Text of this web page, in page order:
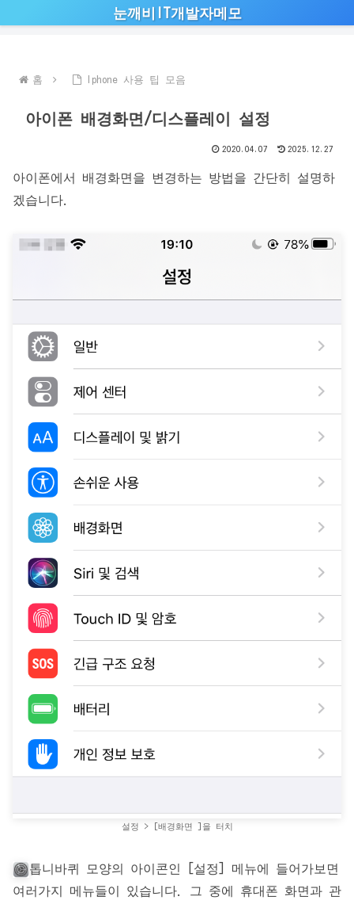
눈깨비IT개발자메모
홈 Iphone 사용 팁 모음
아이폰 배경화면/디스플레이 설정
2020.04.07 2025.12.27
아이폰에서 배경화면을 변경하는 방법을 간단히 설명하
겠습니다.
설정 > [배경화면 ]을 터치
톱니바퀴 모양의 아이콘인 [설정] 메뉴에 들어가보면
여러가지 메뉴들이 있습니다. 그 중에 휴대폰 화면과 관